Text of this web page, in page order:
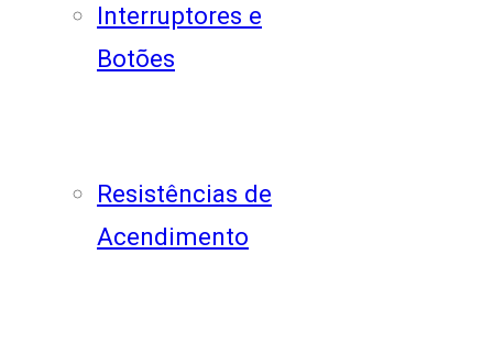
Interruptores e
Botões
Resistências de
Acendimento